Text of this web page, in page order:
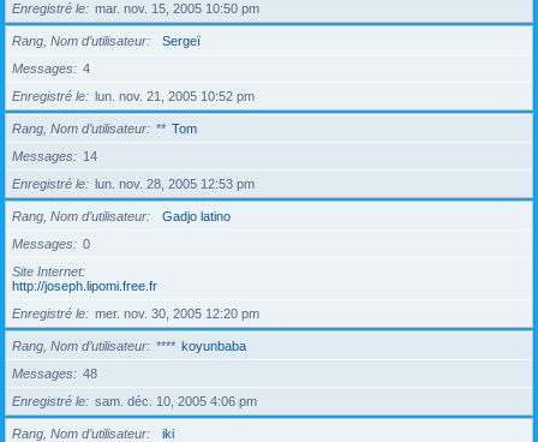
Enregistré le
mar. nov. 15, 2005 10:50 pm
Rang, Nom d’utilisateur
Sergeï
Messages
4
Enregistré le
lun. nov. 21, 2005 10:52 pm
Rang, Nom d’utilisateur ** Tom
Messages
14
Enregistré le
lun. nov. 28, 2005 12:53 pm
Rang, Nom d’utilisateur
Gadjo latino
Messages
0
Site Internet
http://joseph.lipomi.free.fr
Enregistré le
mer. nov. 30, 2005 12:20 pm
Rang, Nom d’utilisateur **** koyunbaba
Messages
48
Enregistré le
sam. déc. 10, 2005 4:06 pm
Rang, Nom d’utilisateur
iki